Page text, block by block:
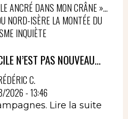
ANCRÉ DANS MON CRÂNE »…
NORD-ISÈRE LA MONTÉE DU
INQUIÈTE
N’EST PAS NOUVEAU...
C.
2026 - 13:46
Lire la suite